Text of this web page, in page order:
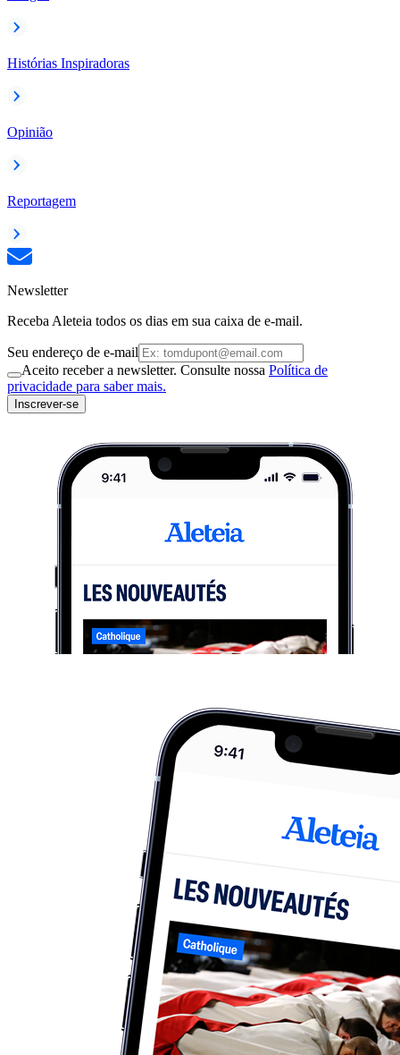
Histórias Inspiradoras
Opinião
Reportagem
Newsletter
Receba Aleteia todos os dias em sua caixa de e-mail.
Seu endereço de e-mail
Aceito receber a newsletter. Consulte nossa Política de
privacidade para saber mais.
Inscrever-se